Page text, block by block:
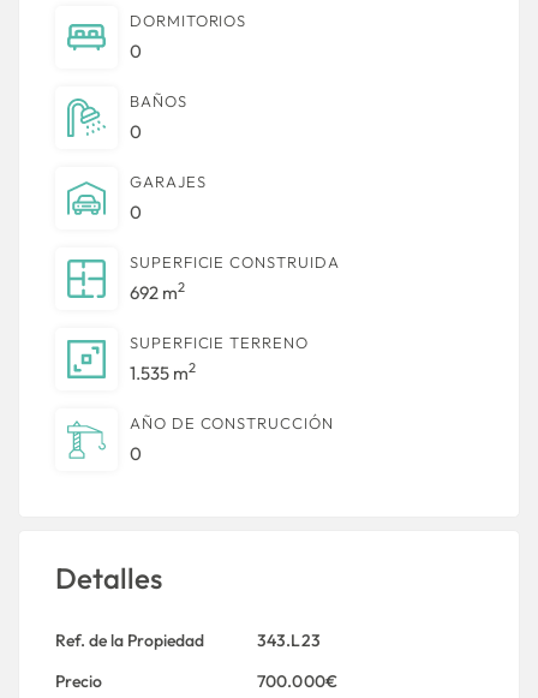
DORMITORIOS
0
BAÑOS
0
GARAJES
0
SUPERFICIE CONSTRUIDA
692 m2
SUPERFICIE TERRENO
1.535 m2
AÑO DE CONSTRUCCIÓN
0
Detalles
Ref. de la Propiedad
343.L23
Precio
700.000€